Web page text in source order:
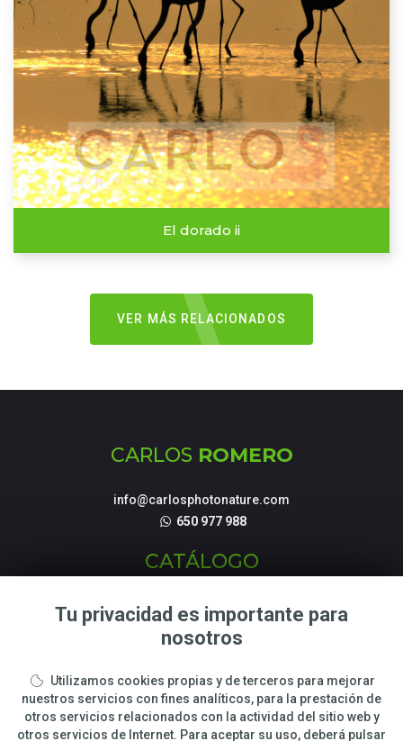
El dorado ii
VER MÁS RELACIONADOS
CARLOS ROMERO
info@carlosphotonature.com
650 977 988
CATÁLOGO
Fotografías de Naturaleza
Tienda Online
Talleres y cursos Fotográficos
LEGAL
Sobre Carlos Romero
Tu privacidad es importante para
nosotros
Utilizamos cookies propias y de terceros para mejorar
nuestros servicios con fines analíticos, para la prestación de
otros servicios relacionados con la actividad del sitio web y
otros servicios de Internet. Para aceptar su uso, deberá pulsar